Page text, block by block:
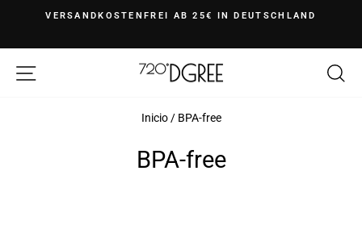
al
contenido
VERSANDKOSTENFREI AB 25€ IN DEUTSCHLAND
Inicio / BPA-free
BPA-free
{{currency}}{{discount}} undefined